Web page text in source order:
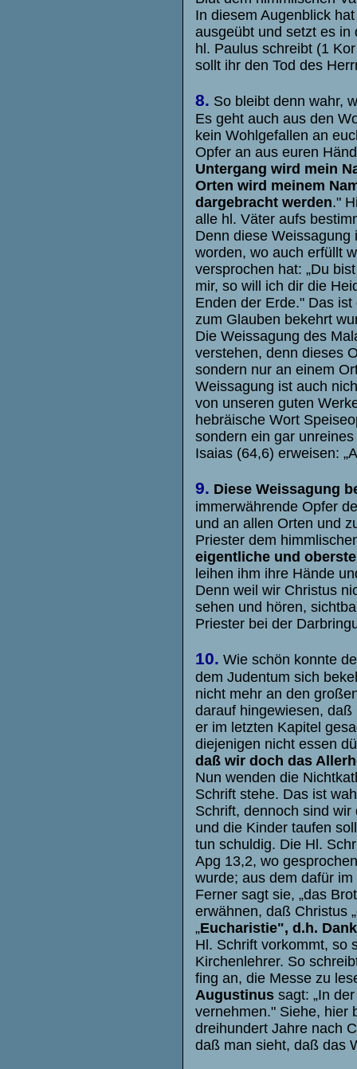
In diesem Augenblick
ausgeübt und setzt es in
hl. Paulus schreibt (1
sollt ihr den Tod des
8. So bleibt denn wahr,
Es geht auch aus den
kein Wohlgefallen an
Opfer an aus euren
Untergang wird mein
Orten wird meinem
dargebracht werden."
alle hl. Väter aufs
Denn diese Weissagung
worden, wo auch erfüllt
versprochen hat: „Du
mir, so will ich dir die
Enden der Erde." Das
zum Glauben bekehrt
Die Weissagung des
verstehen, denn dieses
sondern nur an einem
Weissagung ist auch
von unseren guten
hebräische Wort
sondern ein gar
Isaias (64,6) erweisen:
9. Diese Weissagung
immerwährende Opfer
und an allen Orten und
Priester dem
eigentliche und
leihen ihm ihre Hände
Denn weil wir Christus
sehen und hören,
Priester bei der
10. Wie schön konnte
dem Judentum sich
nicht mehr an den
darauf hingewiesen,
er im letzten Kapitel
diejenigen nicht essen
daß wir doch das
Nun wenden die
Schrift stehe. Das ist
Schrift, dennoch sind
und die Kinder taufen
tun schuldig. Die Hl.
Apg 13,2, wo
wurde; aus dem dafür
Ferner sagt sie, „das
erwähnen, daß Christus
„Eucharistie", d.h.
Hl. Schrift vorkommt, so
Kirchenlehrer. So
fing an, die Messe zu
Augustinus sagt: „In
vernehmen." Siehe, hier
dreihundert Jahre nach
daß man sieht, daß das